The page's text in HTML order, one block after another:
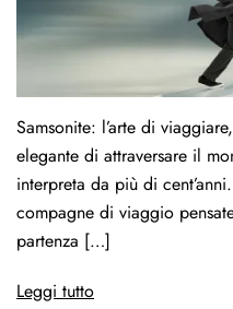
Samsonite: l’arte di
elegante di attraversare il
interpreta da più di
compagne di viaggio
partenza […]
Leggi tutto